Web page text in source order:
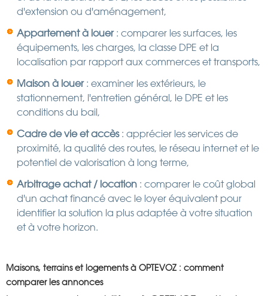
d'extension ou d'aménagement,
Appartement à louer: comparer les surfaces, les
équipements, les charges, la classe DPE et la
localisation par rapport aux commerces et transports,
Maison à louer: examiner les extérieurs, le
stationnement, l'entretien général, le DPE et les
conditions du bail,
Cadre de vie et accès: apprécier les services de
proximité, la qualité des routes, le réseau internet et le
potentiel de valorisation à long terme,
Arbitrage achat / location : comparer le coût global
d'un achat financé avec le loyer équivalent pour
identifier la solution la plus adaptée à votre situation
et à votre horizon.
Maisons, terrains et logements à OPTEVOZ : comment
comparer les annonces